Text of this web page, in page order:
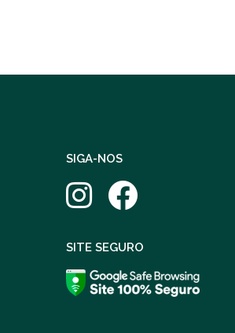
SIGA-NOS
SITE SEGURO